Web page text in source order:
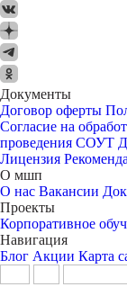
Документы
Договор оферты
Согласие на
проведения СОУТ
Лицензия
О мшп
О нас Вакансии
Проекты
Корпоративное
Навигация
Блог Акции Карта